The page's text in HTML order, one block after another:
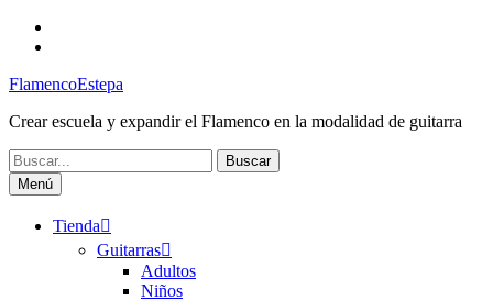
Saltar
FlamencoEstepa
Crear escuela y expandir el Flamenco en la modalidad de guitarra
Buscar:
Menú
Tienda
Guitarras
Adultos
Niños